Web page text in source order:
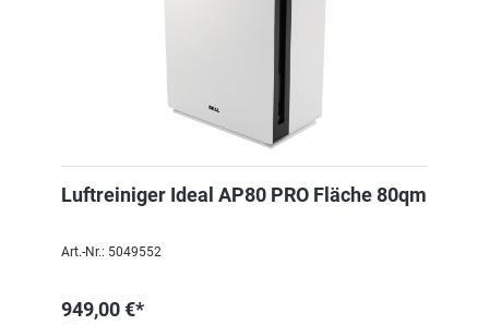
Luftreiniger Ideal AP80 PRO Fläche 80qm
Art.-Nr.: 5049552
949,00 €*